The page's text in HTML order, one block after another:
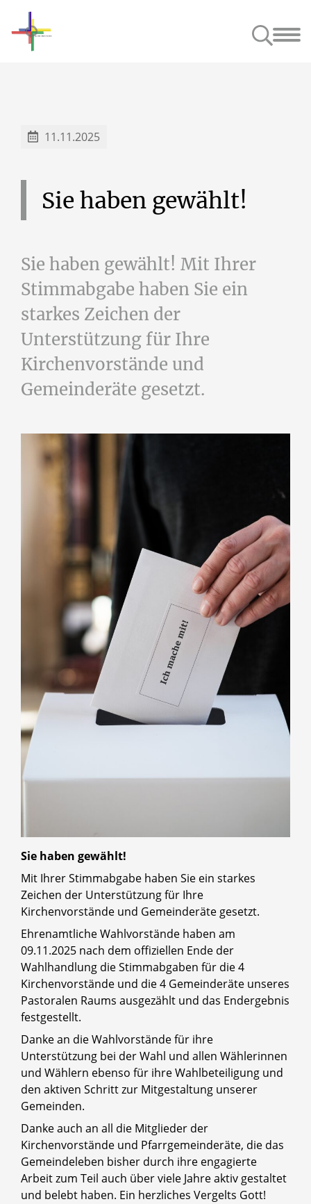
11.11.2025
Sie haben gewählt!
Sie haben gewählt! Mit Ihrer
Stimmabgabe haben Sie ein
starkes Zeichen der
Unterstützung für Ihre
Kirchenvorstände und
Gemeinderäte gesetzt.
Sie haben gewählt!
Mit Ihrer Stimmabgabe haben Sie ein starkes
Zeichen der Unterstützung für Ihre
Kirchenvorstände und Gemeinderäte gesetzt.
Ehrenamtliche Wahlvorstände haben am
09.11.2025 nach dem offiziellen Ende der
Wahlhandlung die Stimmabgaben für die 4
Kirchenvorstände und die 4 Gemeinderäte unseres
Pastoralen Raums ausgezählt und das Endergebnis
festgestellt.
Danke an die Wahlvorstände für ihre
Unterstützung bei der Wahl und allen Wählerinnen
und Wählern ebenso für ihre Wahlbeteiligung und
den aktiven Schritt zur Mitgestaltung unserer
Gemeinden.
Danke auch an all die Mitglieder der
Kirchenvorstände und Pfarrgemeinderäte, die das
Gemeindeleben bisher durch ihre engagierte
Arbeit zum Teil auch über viele Jahre aktiv gestaltet
und belebt haben. Ein herzliches Vergelts Gott!